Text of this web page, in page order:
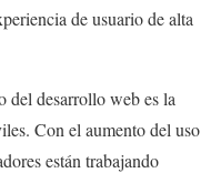
de usuario de alta
del desarrollo web es la
Con el aumento del uso
están trabajando